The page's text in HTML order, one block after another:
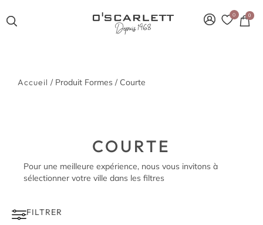
0 0
Accueil / Produit Formes / Courte
COURTE
Pour une meilleure expérience, nous vous invitons à
sélectionner votre ville dans les filtres
FILTRER